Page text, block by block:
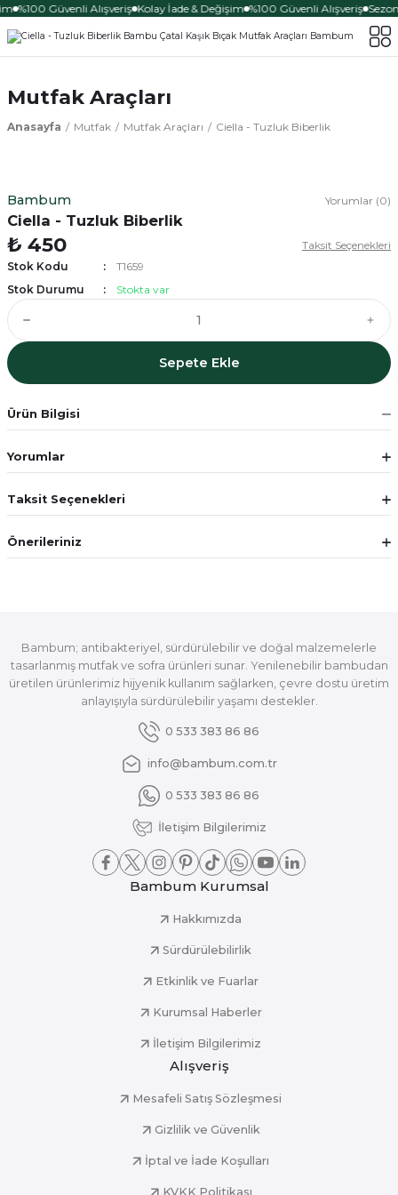
%100 Güvenli Alışveriş Kolay İade & Değişim %100 Güvenli Alışveriş
Mutfak Araçları
Anasayfa Mutfak Mutfak Araçları Ciella - Tuzluk Biberlik
Bambum Yorumlar (0)
Ciella - Tuzluk Biberlik
₺ 450
Taksit Seçenekleri
Stok Kodu
T1659
Stok Durumu
Stokta var
Sepete Ekle
Ürün Bilgisi
Yorumlar
Taksit Seçenekleri
Önerileriniz
Bambum; antibakteriyel, sürdürülebilir ve doğal malzemelerle
tasarlanmış mutfak ve sofra ürünleri sunar. Yenilenebilir bambudan
üretilen ürünlerimiz hijyenik kullanım sağlarken, çevre dostu üretim
anlayışıyla sürdürülebilir yaşamı destekler.
0 533 383 86 86
info@bambum.com.tr
0 533 383 86 86
İletişim Bilgilerimiz
Bambum Kurumsal
Hakkımızda
Sürdürülebilirlik
Etkinlik ve Fuarlar
Kurumsal Haberler
İletişim Bilgilerimiz
Alışveriş
Mesafeli Satış Sözleşmesi
Gizlilik ve Güvenlik
İptal ve İade Koşulları
KVKK Politikası